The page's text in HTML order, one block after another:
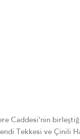
Caddesi'nin
Tekkesi ve Çinili